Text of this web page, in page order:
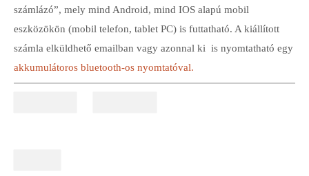
számlázó”, mely mind Android, mind IOS alapú mobil
eszközökön (mobil telefon, tablet PC) is futtatható. A kiállított
számla elküldhető emailban vagy azonnal ki is nyomtatható egy
akkumulátoros bluetooth-os nyomtatóval.